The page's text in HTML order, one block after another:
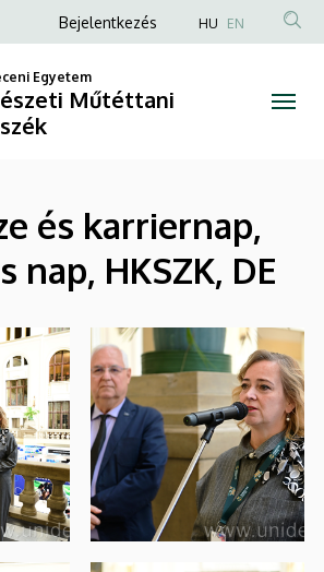
Anonim
fiók
menüje
Bejelentkezés HU EN
Egyetem
Műtéttani
és karriernap,
nap, HKSZK, DE